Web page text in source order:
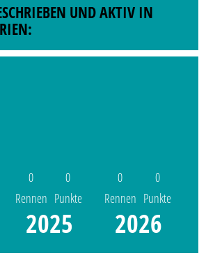
UND AKTIV IN
0
Rennen
0
Punkte
2025
0
Rennen
0
Punkte
2026